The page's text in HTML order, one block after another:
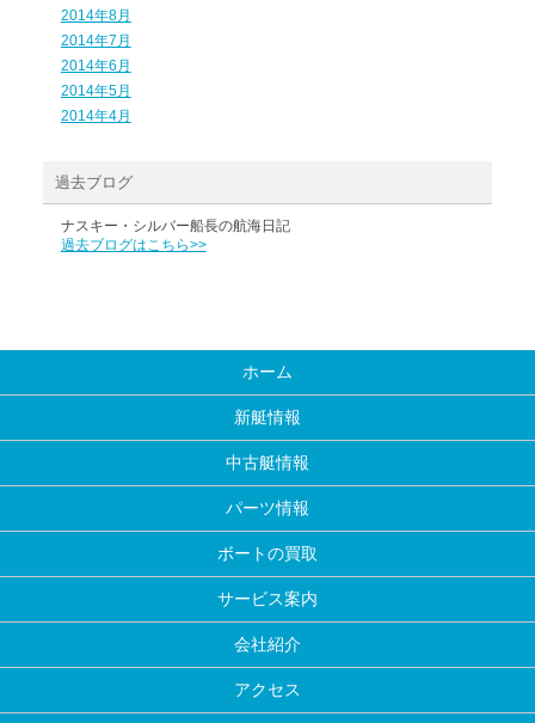
2014年8月
2014年7月
2014年6月
2014年5月
2014年4月
過去ブログ
ナスキー・シルバー船長の航海日記
過去ブログはこちら>>
ホーム
新艇情報
中古艇情報
パーツ情報
ボートの買取
サービス案内
会社紹介
アクセス